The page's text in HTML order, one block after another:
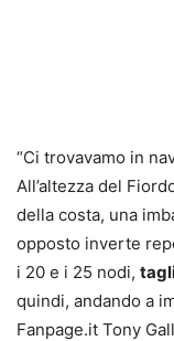
“Ci trovavamo in
All’altezza del
della costa, una
opposto inverte
i 20 e i 25 nodi,
quindi, andando a
Fanpage.it Tony